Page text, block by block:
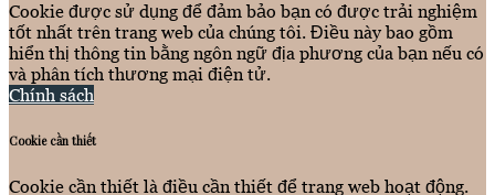
Cookie được sử dụng để đảm bảo bạn có được trải nghiệm
tốt nhất trên trang web của chúng tôi. Điều này bao gồm
hiển thị thông tin bằng ngôn ngữ địa phương của bạn nếu có
và phân tích thương mại điện tử.
Chính sách
Cookie cần thiết
Cookie cần thiết là điều cần thiết để trang web hoạt động.